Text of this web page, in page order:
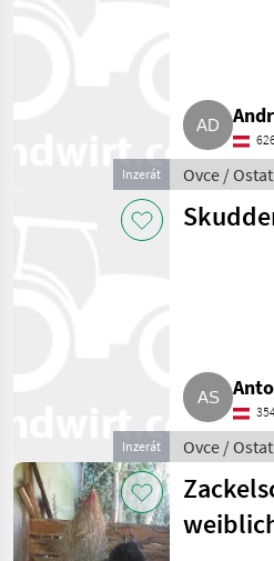
Inzerát
Ovce /
oviec
Inzerát
Ovce /
oviec